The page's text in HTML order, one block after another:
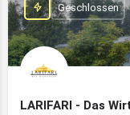
LARIFARI - Das
Geschlossen